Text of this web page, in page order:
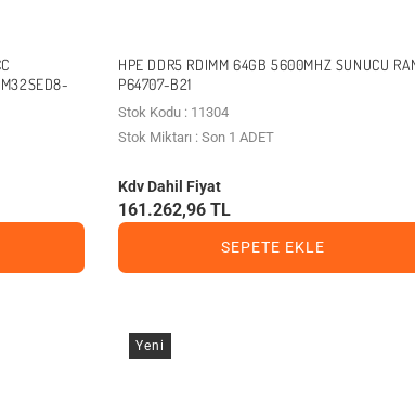
HPE DDR5 RDIMM 64GB 5600MHZ SUNUCU
P64707-B21
Stok Kodu : 11304
Stok Miktarı : Son 1 ADET
Kdv Dahil Fiyat
161.262,96 TL
SEPETE EKLE
Yeni